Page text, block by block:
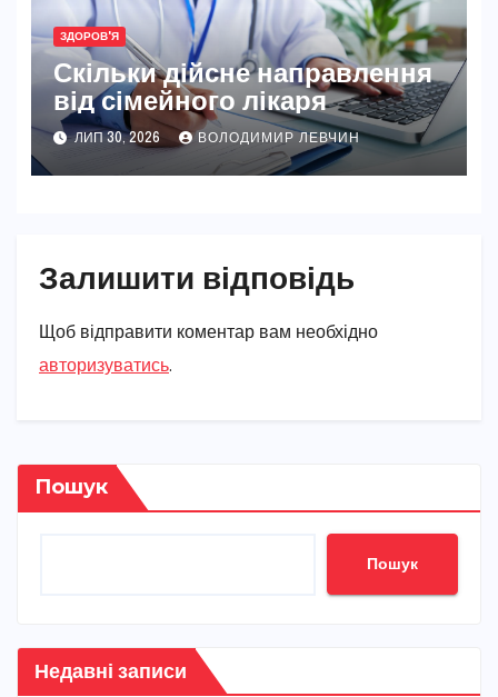
ЗДОРОВ'Я
Скільки дійсне направлення
від сімейного лікаря
ЛИП 30, 2026 ВОЛОДИМИР ЛЕВЧИН
Залишити відповідь
Щоб відправити коментар вам необхідно
авторизуватись.
Пошук
Пошук
Недавні записи